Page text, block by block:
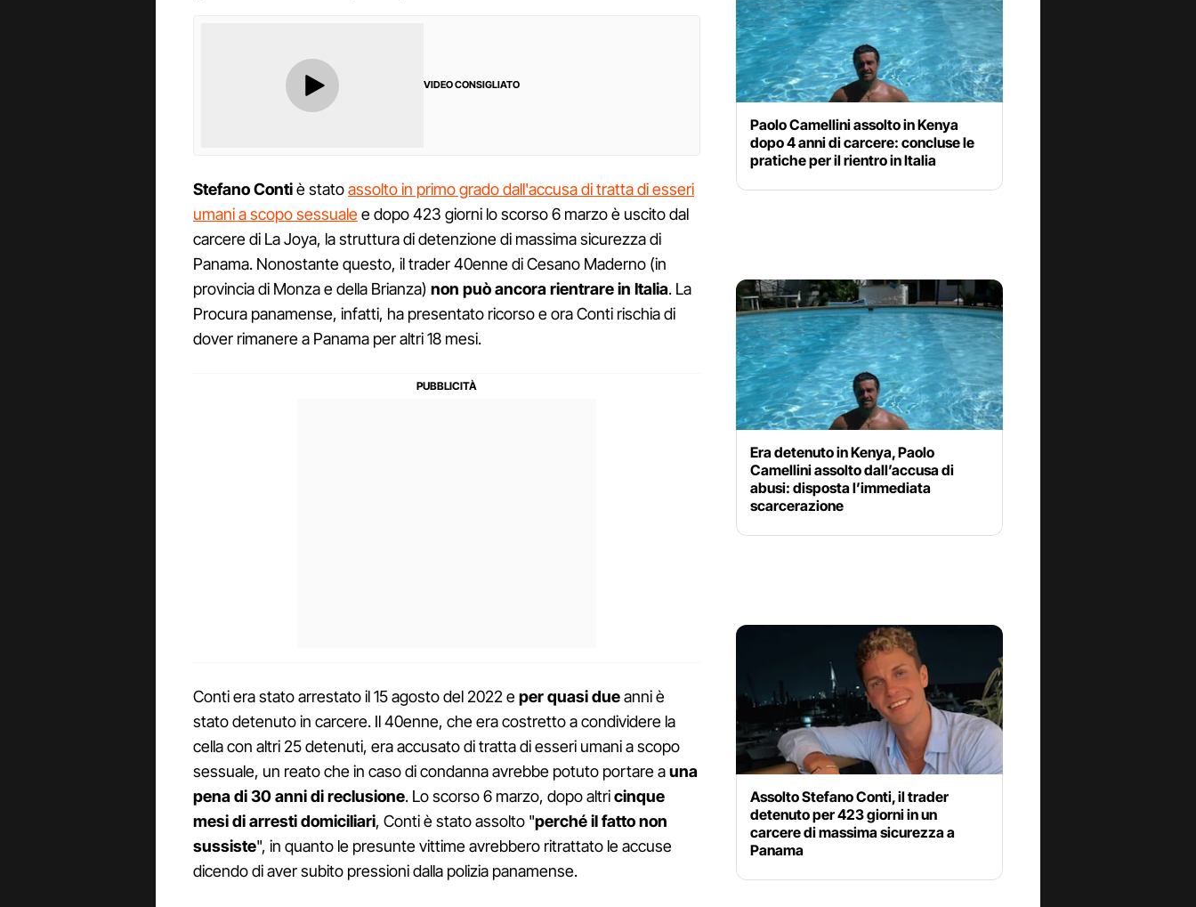
VIDEO CONSIGLIATO
Stefano Contiè statoassolto in primo grado dall'accusa di tratta di esseri
umani a scopo sessualee dopo 423 giorni lo scorso 6 marzo è uscito dal
carcere di La Joya, la struttura di detenzione di massima sicurezza di
Panama. Nonostante questo, il trader 40enne di Cesano Maderno (in
provincia di Monza e della Brianza) non può ancora rientrare in Italia. La
Procura panamense, infatti, ha presentato ricorso e ora Conti rischia di
dover rimanere a Panama per altri 18 mesi.
Conti era stato arrestato il 15 agosto del 2022 eper quasi dueanni è
stato detenuto in carcere. Il 40enne, che era costretto a condividere la
cella con altri 25 detenuti, era accusato di tratta di esseri umani a scopo
sessuale, un reato che in caso di condanna avrebbe potuto portare auna
pena di 30 anni di reclusione. Lo scorso 6 marzo, dopo altricinque
mesi di arresti domiciliari, Conti è stato assolto "perché il fatto non
sussiste", in quanto le presunte vittime avrebbero ritrattato le accuse
dicendo di aver subito pressioni dalla polizia panamense.
Paolo Camellini assolto in Kenya
dopo 4 anni di carcere: concluse le
pratiche per il rientro in Italia
Era detenuto in Kenya, Paolo
Camellini assolto dall’accusa di
abusi: disposta l’immediata
scarcerazione
Assolto Stefano Conti, il trader
detenuto per 423 giorni in un
carcere di massima sicurezza a
Panama